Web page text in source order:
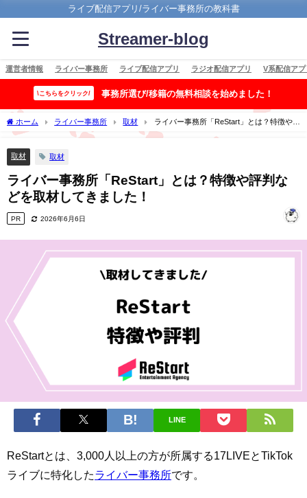
ライブ配信アプリ/ライバー事務所の教科書
Streamer-blog
運営者情報 ライバー事務所 ライブ配信アプリ ラジオ配信アプリ V系配信アプ
\こちらをクリック/ 事務所選び/移籍の無料相談を始めました！
ホーム ライバー事務所 取材
ライバー事務所「ReStart」とは？特徴や評
判などを取材してきました！
取材 取材
ライバー事務所「ReStart」とは？特徴や評判な
どを取材してきました！
PR 2026年6月6日
LINE
ReStartとは、3,000人以上の方が所属する17LIVEとTikTok
ライブに特化したライバー事務所です。